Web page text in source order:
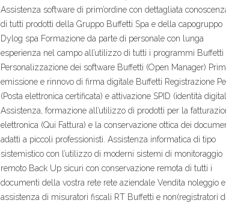
Assistenza software di prim’ordine con dettagliata
di tutti prodotti della Gruppo Buffetti Spa e della capogruppo
Dylog spa Formazione da parte di personale con lunga
esperienza nel campo all’utilizzo di tutti i programmi Buffetti
Personalizzazione dei software Buffetti (Open Manager)
emissione e rinnovo di firma digitale Buffetti Registrazione
(Posta elettronica certificata) e attivazione SPID (identità
Assistenza, formazione all’utilizzo di prodotti per la
elettronica (Qui Fattura) e la conservazione ottica dei
adatti a piccoli professionisti. Assistenza informatica di tipo
sistemistico con l’utilizzo di moderni sistemi di monitoraggio
remoto Back Up sicuri con conservazione remota di tutti i
documenti della vostra rete rete aziendale Vendita noleggio e
assistenza di misuratori fiscali RT Buffetti e non(registratori di